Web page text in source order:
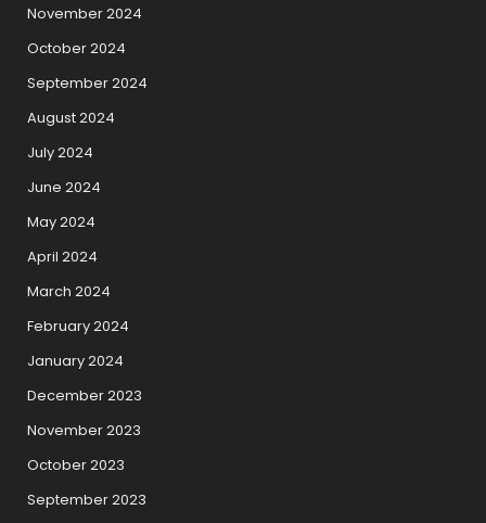
November 2024
October 2024
September 2024
August 2024
July 2024
June 2024
May 2024
April 2024
March 2024
February 2024
January 2024
December 2023
November 2023
October 2023
September 2023